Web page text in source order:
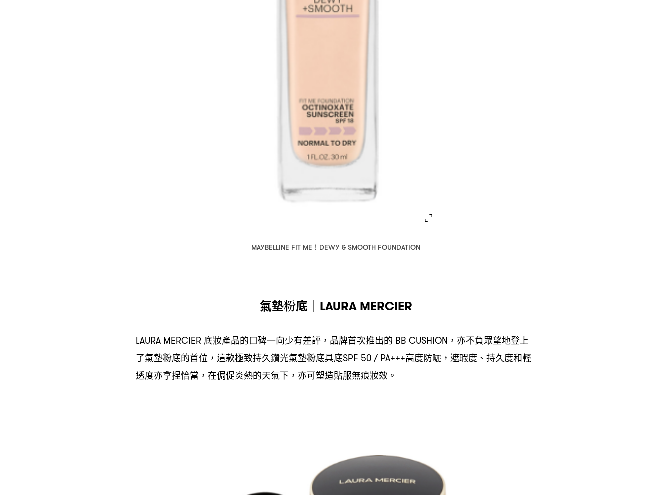
MAYBELLINE FIT ME！DEWY & SMOOTH FOUNDATION
氣墊粉底 ｜LAURA MERCIER
LAURA MERCIER 底妝產品的口碑一向少有差評 ， 品牌首次推出的 BB CUSHION， 亦不負眾望地登上
了氣墊粉底的首位 ， 這款極致持久鑽光氣墊粉底具底SPF 50 / PA+++高度防曬 ， 遮瑕度、持久度和輕
透度亦拿捏恰當 ， 在侷促炎熱的天氣下 ， 亦可塑造貼服無痕妝效。